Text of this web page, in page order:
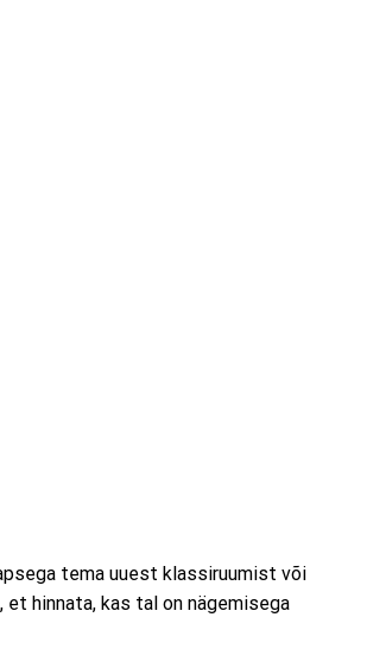
tema uuest klassiruumist või
hinnata, kas tal on nägemisega